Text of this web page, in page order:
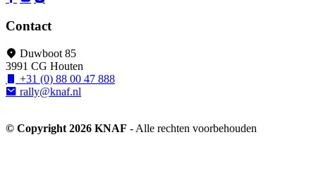
Contact
Duwboot 85
3991 CG Houten
+31 (0) 88 00 47 888
rally@knaf.nl
© Copyright 2026 KNAF - Alle rechten voorbehouden